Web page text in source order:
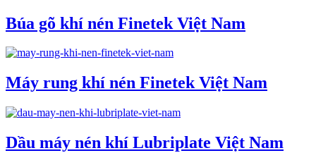
Búa gõ khí nén Finetek Việt Nam
Máy rung khí nén Finetek Việt Nam
Dầu máy nén khí Lubriplate Việt Nam